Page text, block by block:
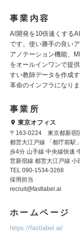
事業内容
AI開発を10倍速くする
です。使い勝手の良い
アノテーション機能、
をオールインワンで提
すい教師データを作成
革命のインフラになりま
事業所
東京オフィス
〒163-0224 東京都新宿
都営大江戸線 「都庁前駅
歩4分 山手線 中央線快速
営新宿線 都営大江戸線
TEL 090-1534-3268
採用担当
recruit@fastlabel.ai
ホームページ
https://fastlabel.ai/